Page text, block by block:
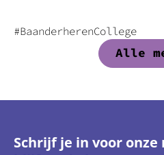
waar ze maandenlang aan
#BaanderherenCollege
Alle
Schrijf je in voor